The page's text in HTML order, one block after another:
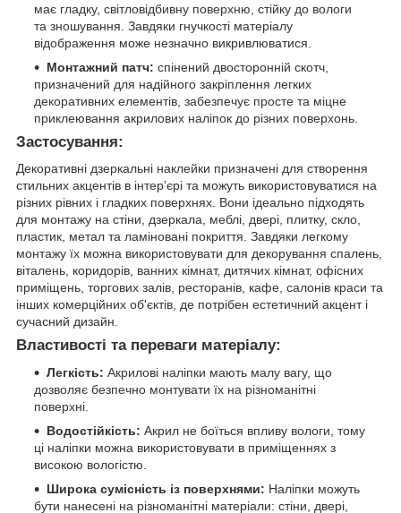
має гладку, світловідбивну поверхню, стійку до вологи
та зношування. Завдяки гнучкості матеріалу
відображення може незначно викривлюватися.
Монтажний патч: спінений двосторонній скотч,
призначений для надійного закріплення легких
декоративних елементів, забезпечує просте та міцне
приклеювання акрилових наліпок до різних поверхонь.
Застосування:
Декоративні дзеркальні наклейки призначені для створення
стильних акцентів в інтер’єрі та можуть використовуватися на
різних рівних і гладких поверхнях. Вони ідеально підходять
для монтажу на стіни, дзеркала, меблі, двері, плитку, скло,
пластик, метал та ламіновані покриття. Завдяки легкому
монтажу їх можна використовувати для декорування спалень,
віталень, коридорів, ванних кімнат, дитячих кімнат, офісних
приміщень, торгових залів, ресторанів, кафе, салонів краси та
інших комерційних об'єктів, де потрібен естетичний акцент і
сучасний дизайн.
Властивості та переваги матеріалу:
Легкість: Акрилові наліпки мають малу вагу, що
дозволяє безпечно монтувати їх на різноманітні
поверхні.
Водостійкість: Акрил не боїться впливу вологи, тому
ці наліпки можна використовувати в приміщеннях з
високою вологістю.
Широка сумісність із поверхнями: Наліпки можуть
бути нанесені на різноманітні матеріали: стіни, двері,